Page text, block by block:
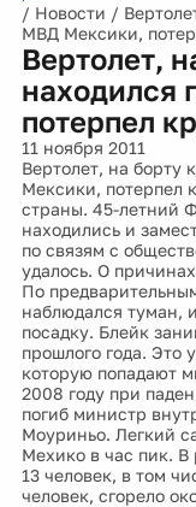
/ Новости /
МВД Мексики,
Вертолет,
находился
потерпел
11 ноября 2011
Вертолет, на борту
Мексики, потерпел
страны. 45-летний
находились и
по связям с
удалось. О
По
наблюдался туман,
посадку. Блейк
прошлого года. Это
которую попадают
2008 году при
погиб министр
Моуриньо. Легкий
Мехико в час пик. В
13 человек, в том
человек, сгорело